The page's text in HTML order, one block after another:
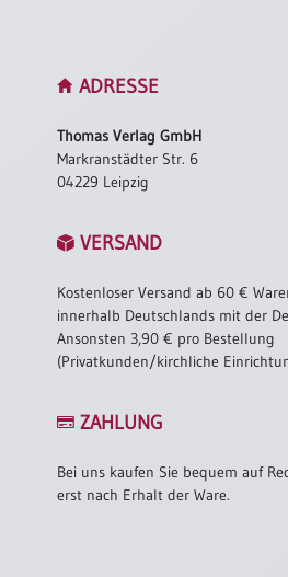
ADRESSE
Thomas Verlag GmbH
Markranstädter Str. 6
04229 Leipzig
VERSAND
Kostenloser Versand ab 60 €
innerhalb Deutschlands mit der
Ansonsten 3,90 € pro Bestellung
(Privatkunden/kirchliche
ZAHLUNG
Bei uns kaufen Sie bequem auf
erst nach Erhalt der Ware.